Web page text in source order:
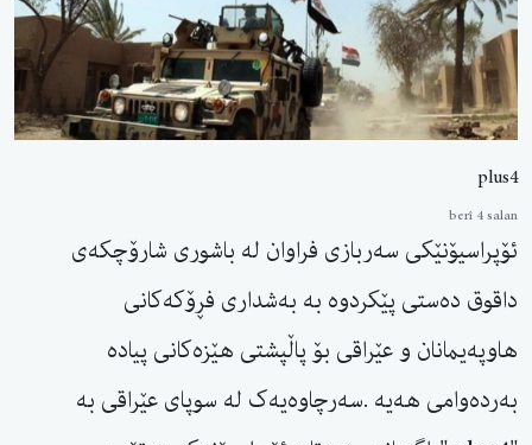
plus4
berî 4 salan
ئۆپراسیۆنێکی سەربازی فراوان لە باشوری شارۆچکەی
داقوق دەستی پێکردوە بە بەشداری فڕۆکەکانی
هاوپەیمانان و عێراقی بۆ پاڵپشتی هێزەکانی پیادە
بەردەوامی هەیە .سەرچاوەیەک لە سوپای عێراقی بە